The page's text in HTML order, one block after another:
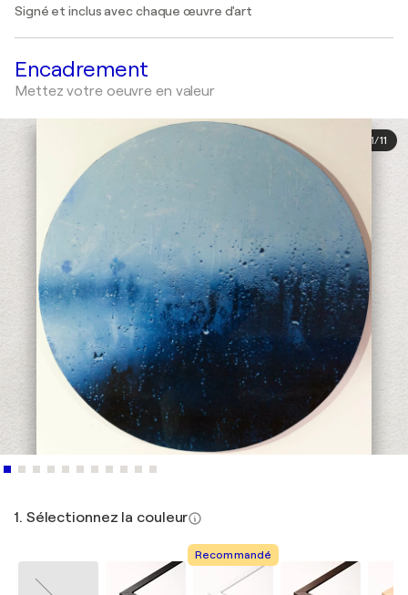
Signé et inclus avec chaque œuvre d'art
Encadrement
Mettez votre oeuvre en valeur
1/11
1. Sélectionnez la couleur
Recommandé